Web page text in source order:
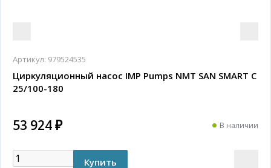
Артикул: 979524535
Циркуляционный насос IMP Pumps NMT SAN SMART C
25/100-180
53 924 ₽ В наличии